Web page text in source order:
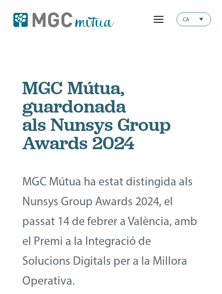
CA
MGC Mútua,
guardonada
als Nunsys Group
Awards 2024
MGC Mútua ha estat distingida als
Nunsys Group Awards 2024, el
passat 14 de febrer a València, amb
el Premi a la Integració de
Solucions Digitals per a la Millora
Operativa.